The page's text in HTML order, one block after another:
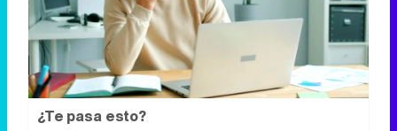
¿Te pasa esto?